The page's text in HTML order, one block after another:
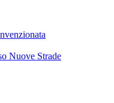
Nuove Strade